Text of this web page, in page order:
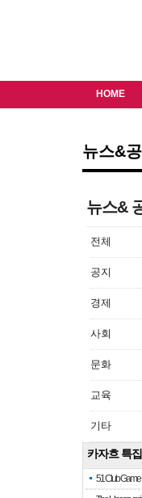
HOME
뉴스&공
뉴스&
전체
공지
경제
사회
문화
교육
기타
카자흐 특
51 Club Game